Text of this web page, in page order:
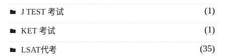
J TEST 考试 (1)
KET 考试 (1)
LSAT代考 (35)